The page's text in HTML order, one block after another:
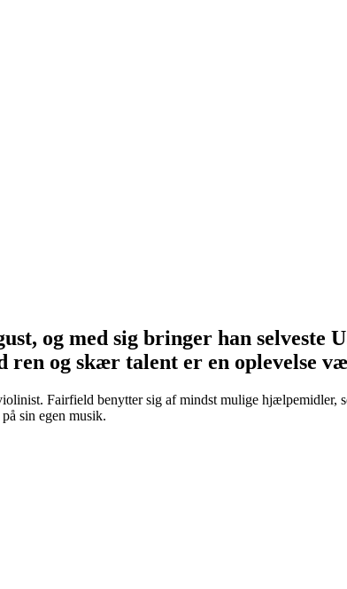
og med sig bringer han selveste
ren og skær talent er en oplevelse
Fairfield benytter sig af mindst mulige hjælpemidler,
sin egen musik.